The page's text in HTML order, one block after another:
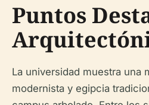
Puntos
La universidad muestra una
modernista y egipcia